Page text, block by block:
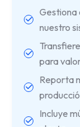
Gestiona
nuestro
para
Reporta
Incluye